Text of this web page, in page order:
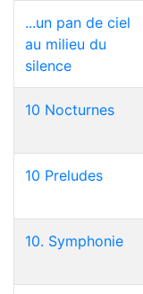
...un pan de ciel
au milieu du
silence
10 Nocturnes
10 Preludes
10. Symphonie